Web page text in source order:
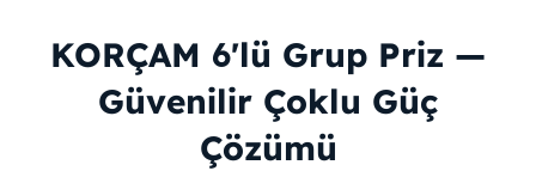
KORÇAM 6'lü Grup Priz —
Güvenilir Çoklu Güç
Çözümü